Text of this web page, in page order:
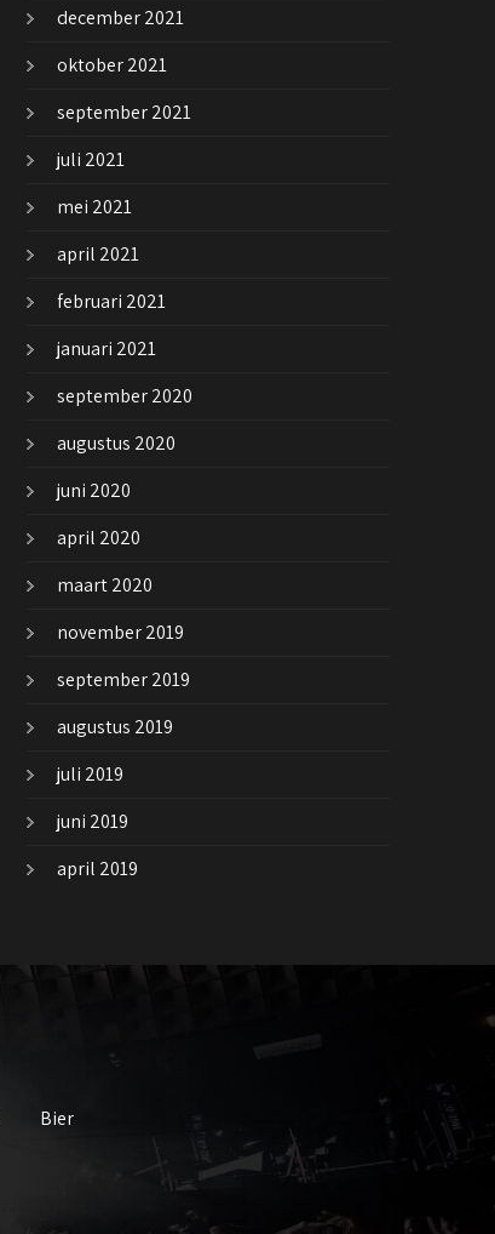
december 2021
oktober 2021
september 2021
juli 2021
mei 2021
april 2021
februari 2021
januari 2021
september 2020
augustus 2020
juni 2020
april 2020
maart 2020
november 2019
september 2019
augustus 2019
juli 2019
juni 2019
april 2019
Bier